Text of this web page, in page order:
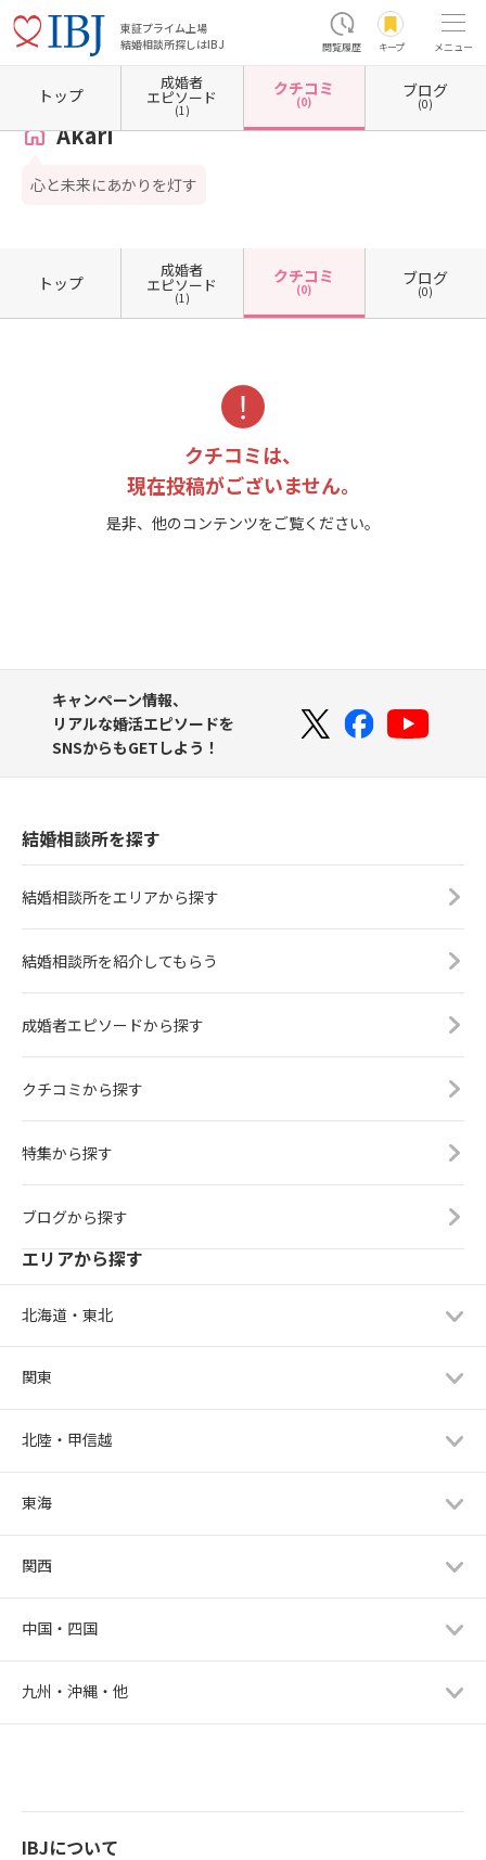
東証プライム上場
結婚相談所探しはIBJ
閲覧履歴 キープ メニュー
ホーム 岡山県の結婚相談所 岡山県倉敷市 Akari クチコミ一覧
Akari
心と未来にあかりを灯す
トップ
成婚者
エピソード
(1)
クチコミ
(0)
ブログ
(0)
トップ
成婚者
エピソード
(1)
クチコミ
(0)
ブログ
(0)
クチコミは、
現在投稿がございません。
是非、他のコンテンツをご覧ください。
キャンペーン情報、
リアルな婚活エピソードを
SNSからもGETしよう！
結婚相談所を探す
結婚相談所をエリアから探す
結婚相談所を紹介してもらう
成婚者エピソードから探す
クチコミから探す
特集から探す
ブログから探す
エリアから探す
北海道・東北
関東
北陸・甲信越
東海
関西
中国・四国
九州・沖縄・他
IBJについて